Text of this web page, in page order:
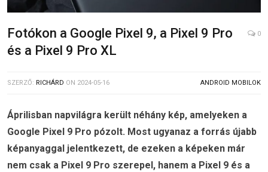
Fotókon a Google Pixel 9, a Pixel 9 Pro
és a Pixel 9 Pro XL
0
SZERZŐ: RICHÁRD ON 2024-05-16 ANDROID MOBILOK
Áprilisban napvilágra került néhány kép, amelyeken a
Google Pixel 9 Pro pózolt. Most ugyanaz a forrás újabb
képanyaggal jelentkezett, de ezeken a képeken már
nem csak a Pixel 9 Pro szerepel, hanem a Pixel 9 és a